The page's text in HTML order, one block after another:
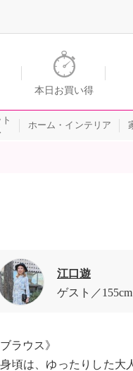
のショップチャンネル
本日お買い得
ホーム・インテリア
江口遊
ゲスト
155cm
ブラウス》
頃は、ゆったりした大